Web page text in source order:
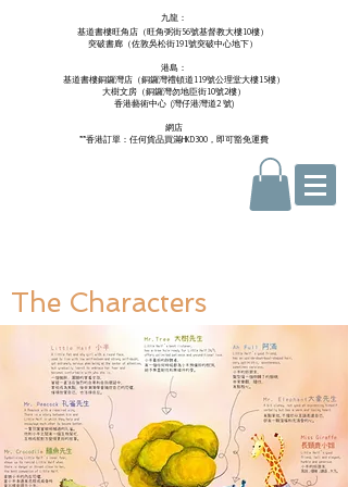
九龍：
基道書樓旺角店（旺角弼街56號基督教大樓10樓）
突破書廊（佐敦吳松街191號突破中心地下）
港島：
基道書樓銅鑼灣店（銅鑼灣禮頓道119號公理堂大樓15樓）
大樹文房（銅鑼灣勿地臣街10號2樓）
香港藝術中心 ​ (灣仔港灣道2 號)
網店
**香港訂單：任何貨品買滿HKD300，即可豁免運費
The Characters